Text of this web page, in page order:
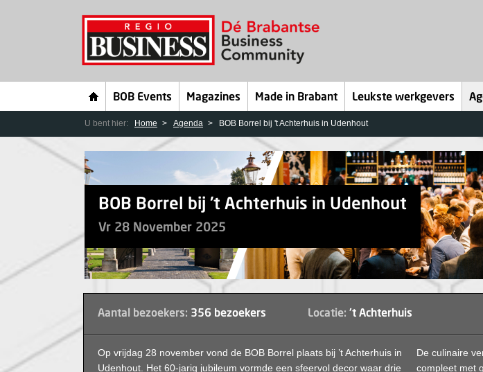
BOB Events Magazines Made in Brabant Leukste werkgevers
U bent hier: Home Agenda BOB Borrel bij 't Achterhuis in Udenhout
BOB Borrel bij 't Achterhuis in Udenhout
Vr 28 November 2025
Aantal bezoekers: 356 bezoekers Locatie: 't Achterhuis
Op vrijdag 28 november vond de BOB Borrel plaats bij ’t Achterhuis in
Udenhout. Het 60-jarig jubileum vormde een sfeervol decor waar drie
De culinaire
compleet met